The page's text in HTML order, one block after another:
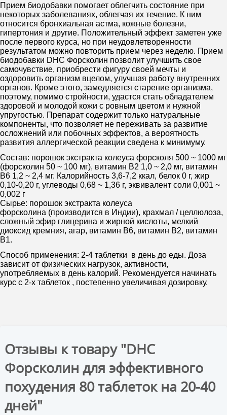
Прием биодобавки помогает облегчить состояние при
некоторых заболеваниях, облегчая их течение. К ним
относится бронхиальная астма, кожные болезни,
гипертония и другие. Положительный эффект заметен уже
после первого курса, но при неудовлетворенности
результатом можно повторить прием через неделю. Прием
биодобавки DHC Форсколин позволит улучшить свое
самочувствие, приобрести фигуру своей мечты и
оздоровить организм вцелом, улучшая работу внутренних
органов. Кроме этого, замедляется старение организма,
поэтому, помимо стройности, удастся стать обладателем
здоровой и молодой кожи с ровным цветом и нужной
упругостью. Препарат содержит только натуральные
компоненты, что позволяет не переживать за развитие
осложнений или побочных эффектов, а вероятность
развития аллергической реакции сведена к минимуму.
Состав: порошок экстракта колеуса форсколя 500 ~ 1000 мг
(форсколин 50 ~ 100 мг), витамин B2 1,0 ~ 2,0 мг, витамин
B6 1,2 ~ 2,4 мг. Калорийность 3,6-7,2 ккал, белок 0 г, жир
0,10-0,20 г, углеводы 0,68 ~ 1,36 г, эквивалент соли 0,001 ~
0,002 г
Сырье: порошок экстракта колеуса
форсколина (производится в Индии), крахмал / целлюлоза,
сложный эфир глицерина и жирной кислоты, мелкий
диоксид кремния, агар, витамин B6, витамин B2, витамин
B1.
Способ применения: 2-4 таблетки в день до еды. Доза
зависит от физических нагрузок, активности,
употребляемых в день калорий. Рекомендуется начинать
курс с 2-х таблеток , постепенно увеличивая дозировку.
Отзывы к товару "DHC
Форсколин для эффективного
похудения 80 таблеток на 20-40
дней"